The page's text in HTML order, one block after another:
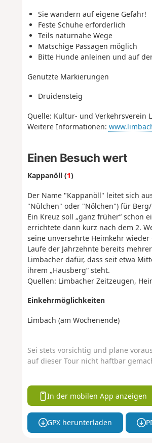
Sie wandern auf eigene Gefahr!
Feste Schuhe erforderlich
Teils naturnahe Wege
Matschige Passagen möglich
Bitte Hunde anleinen und auf
Genutzte Markierungen
Druidensteig
Quelle: Kultur- und Verkehrsverein
Weitere Informationen:
Einen Besuch wert
Kappanöll (1)
Der Name "Kappanöll" leitet sich
"Nülchen" oder "Nölchen") für
Ein Kreuz soll „ganz früher“ schon
errichtete dann kurz nach dem 2.
seine unversehrte Heimkehr
Laufe der Jahrzehnte bereits
Limbacher dafür, dass seit etwa
ihrem „Hausberg“ steht.
Quellen: Limbacher Zeitzeugen,
Einkehrmöglichkeiten
Limbach (am Wochenende)
Sei stets vorsichtig und plane
auf dieser Tour nicht haftbar
In der mobilen App anzeigen
GPX herunterladen